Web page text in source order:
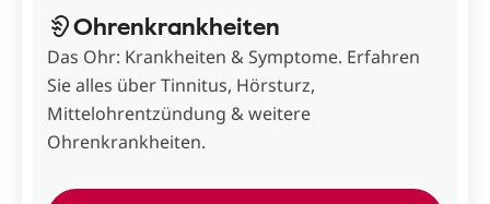
Ohrenkrankheiten
Das Ohr: Krankheiten & Symptome. Erfahren
Sie alles über Tinnitus, Hörsturz,
Mittelohrentzündung & weitere
Ohrenkrankheiten.